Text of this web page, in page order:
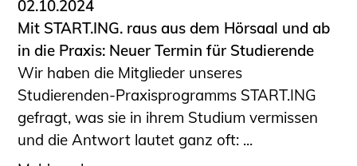
02.10.2024
Mit START.ING. raus aus dem Hörsaal und ab
in die Praxis: Neuer Termin für Studierende
Wir haben die Mitglieder unseres
Studierenden-Praxisprogramms START.ING
gefragt, was sie in ihrem Studium vermissen
und die Antwort lautet ganz oft: ...